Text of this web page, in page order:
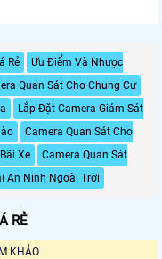
Rẻ
Ưu Điểm Và Nhược
Quan Sát Cho Chung Cư
Lắp Đặt Camera Giám Sát
Camera Quan Sát Cho
Xe
Camera Quan Sát
An Ninh Ngoài Trời
RẺ
KHẢO